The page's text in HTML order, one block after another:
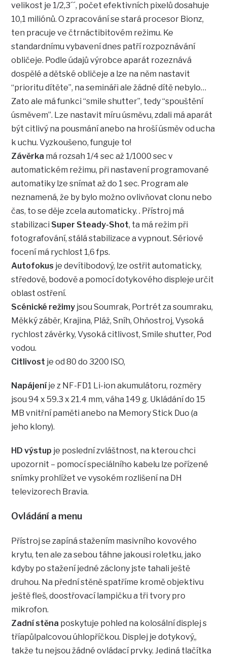
velikost je 1/2,3´´, počet efektivních pixelů dosahuje
10,1 miliónů. O zpracování se stará procesor Bionz,
ten pracuje ve čtrnáctibitovém režimu. Ke
standardnímu vybavení dnes patří rozpoznávání
obličeje. Podle údajů výrobce aparát rozeznává
dospělé a dětské obličeje a lze na něm nastavit
“prioritu dítěte”, na semináři ale žádné dítě nebylo…
Zato ale má funkci “smile shutter”, tedy “spouštění
úsměvem”. Lze nastavit míru úsměvu, zdali má aparát
být citlivý na pousmání anebo na hroší úsměv od ucha
k uchu. Vyzkoušeno, funguje to!
Závěrka má rozsah 1/4 sec až 1/1000 sec v
automatickém režimu, při nastavení programované
automatiky lze snímat až do 1 sec. Program ale
neznamená, že by bylo možno ovlivňovat clonu nebo
čas, to se děje zcela automaticky. . Přístroj má
stabilizaci Super Steady-Shot, ta má režim při
fotografování, stálá stabilizace a vypnout. Sériové
focení má rychlost 1,6 fps.
Autofokus je devítibodový, lze ostřit automaticky,
středově, bodově a pomocí dotykového displeje určit
oblast ostření.
Scénické režimy jsou Soumrak, Portrét za soumraku,
Měkký záběr, Krajina, Pláž, Sníh, Ohňostroj, Vysoká
rychlost závěrky, Vysoká citlivost, Smile shutter, Pod
vodou.
Citlivost je od 80 do 3200 ISO,
Napájeníje z NF-FD1 Li-ion akumulátoru, rozměry
jsou 94 x 59.3 x 21.4 mm, váha 149 g. Ukládání do 15
MB vnitřní paměti anebo na Memory Stick Duo (a
jeho klony).
HD výstup je poslední zvláštnost, na kterou chci
upozornit – pomocí speciálního kabelu lze pořízené
snímky prohlížet ve vysokém rozlišení na DH
televizorech Bravia.
Ovládání a menu
Přístroj se zapíná stažením masivního kovového
krytu, ten ale za sebou táhne jakousi roletku, jako
kdyby po stažení jedné záclony jste tahali ještě
druhou. Na přední stěně spatříme kromě objektivu
ještě fleš, doostřovací lampičku a tři tvory pro
mikrofon.
Zadní stěna poskytuje pohled na kolosální displej s
tříapůlpalcovou úhlopříčkou. Displej je dotykový,,
takže tu nejsou žádné ovládací prvky. Jediná tlačítka